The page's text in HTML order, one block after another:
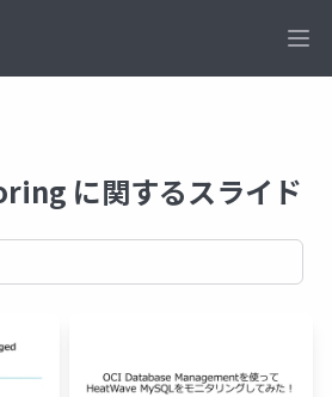
に関するスライド